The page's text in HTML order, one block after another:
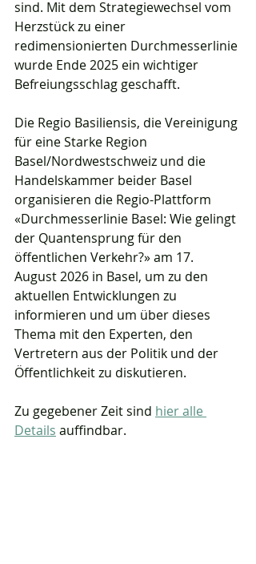
sind. Mit dem Strategiewechsel vom
Herzstück zu einer
redimensionierten Durchmesserlinie
wurde Ende 2025 ein wichtiger
Befreiungsschlag geschafft.
Die Regio Basiliensis, die Vereinigung
für eine Starke Region
Basel/Nordwestschweiz und die
Handelskammer beider Basel
organisieren die Regio-Plattform
«Durchmesserlinie Basel: Wie gelingt
der Quantensprung für den
öffentlichen Verkehr?» am 17.
August 2026 in Basel, um zu den
aktuellen Entwicklungen zu
informieren und um über dieses
Thema mit den Experten, den
Vertretern aus der Politik und der
Öffentlichkeit zu diskutieren.
Zu gegebener Zeit sind hier alle
Details auffindbar.